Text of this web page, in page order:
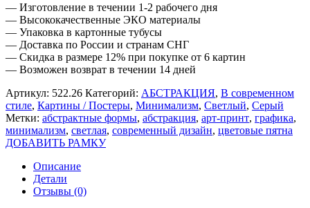
— Изготовление в течении 1-2 рабочего дня
— Высококачественные ЭКО материалы
— Упаковка в картонные тубусы
— Доставка по России и странам СНГ
— Скидка в размере 12% при покупке от 6 картин
— Возможен возврат в течении 14 дней
Артикул: 522.26 Категорий: АБСТРАКЦИЯ, В современном
стиле, Картины / Постеры, Минимализм, Светлый, Серый
Метки: абстрактные формы, абстракция, арт-принт, графика,
минимализм, светлая, современный дизайн, цветовые пятна
ДОБАВИТЬ РАМКУ
Описание
Детали
Отзывы (0)